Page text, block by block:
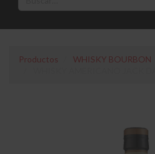
Productos
WHISKY BOURBON